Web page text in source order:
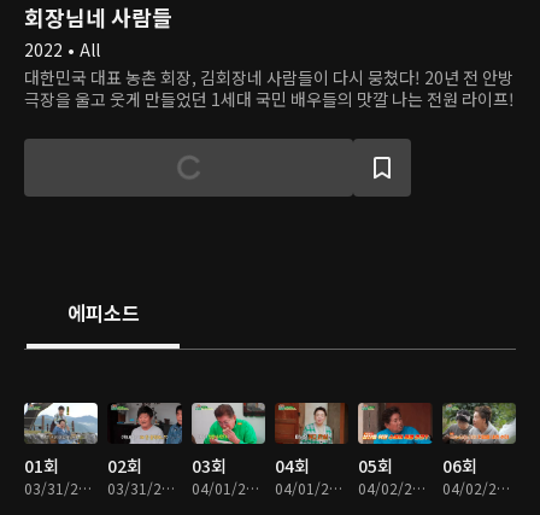
회장님네 사람들
2022 • All
대한민국 대표 농촌 회장, 김회장네 사람들이 다시 뭉쳤다! 20년 전 안방
극장을 울고 웃게 만들었던 1세대 국민 배우들의 맛깔 나는 전원 라이프!
에피소드
01회
03/31/2025 • 1시간 20분
02회
03/31/2025 • 1시간 11분
03회
04/01/2025 • 1시간 12분
04회
04/01/2025 • 1시간 13분
05회
04/02/2025 • 1시간 13분
06회
04/02/2025 • 1시간 8분